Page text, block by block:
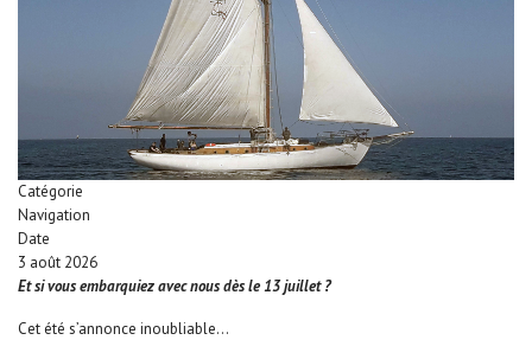
Catégorie
Navigation
Date
3 août 2026
Et si vous embarquiez avec nous dès le 13 juillet ?
Cet été s’annonce inoubliable…